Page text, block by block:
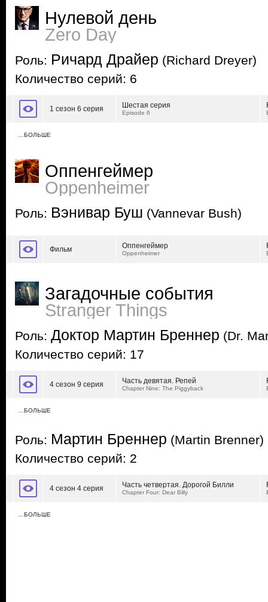
Нулевой день
Zero Day
Роль: Ричард Драйер (Richard Dreyer)
Количество серий: 6
1 сезон 6 серия Шестая серия
Episode 6
…БОЛЬШЕ
Оппенгеймер
Oppenheimer
Роль: Вэнивар Буш (Vannevar Bush)
Фильм Оппенгеймер
Oppenheimer
Загадочные события
Stranger Things
Роль: Доктор Мартин Бреннер (Dr.
Количество серий: 17
4 сезон 9 серия Часть девятая. Репей
Chapter Nine: The Piggyback
…БОЛЬШЕ
Роль: Мартин Бреннер (Martin Brenner)
Количество серий: 2
4 сезон 4 серия Часть четвертая. Дорогой Билли
Chapter Four: Dear Billy
…БОЛЬШЕ